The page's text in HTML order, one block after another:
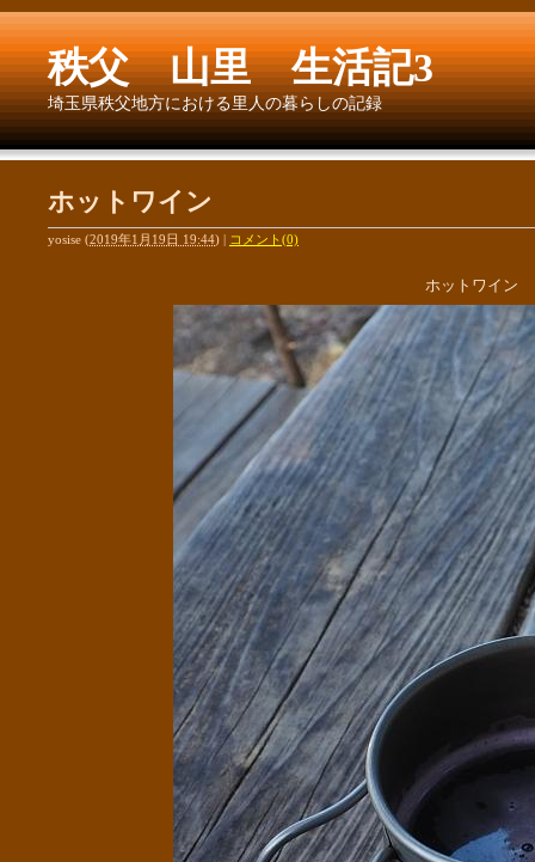
秩父 山里 生活記3
埼玉県秩父地方における里人の暮らしの記録
ホットワイン
yosise (2019年1月19日 19:44) | コメント(0)
ホットワイン